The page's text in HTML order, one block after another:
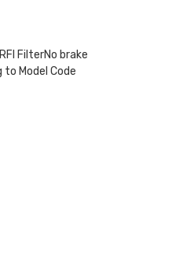
FilterNo brake
to Model Code